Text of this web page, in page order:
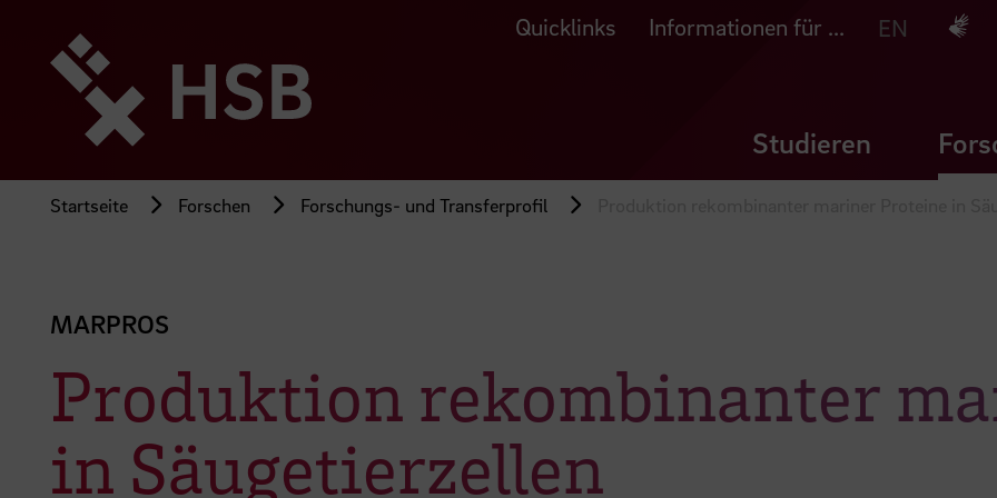
Seiteninhalt
springen
Quicklinks Informationen für ... EN
Studieren
Startseite Forschen Forschungs- und Transferprofil
MARPROS
Produktion rekombinanter
in Säugetierzellen